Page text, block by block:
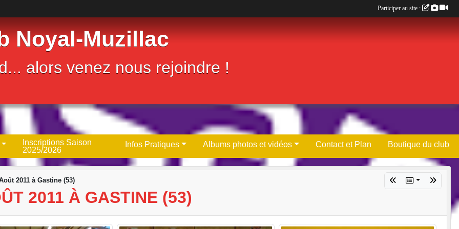
Noyal-Muzillac
alors venez nous rejoindre !
Inscriptions Saison
2025/2026
Infos Pratiques Albums photos et vidéos Contact et Plan Boutique du club
2011 à Gastine (53)
2011 À GASTINE (53)
Participer au site :